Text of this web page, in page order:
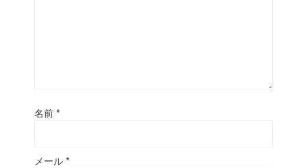
名前 *
メール *